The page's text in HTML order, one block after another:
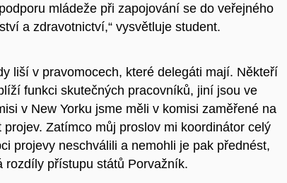
mládeže při zapojování se do veřejného
a zdravotnictví,“ vysvětluje student.
liší v pravomocech, které delegáti mají. Někteří
funkci skutečných pracovníků, jiní jsou ve
v New Yorku jsme měli v komisi zaměřené na
Zatímco můj proslov mi koordinátor celý
projevy neschválili a nemohli je pak přednést,
rozdíly přístupu států Porvažník.